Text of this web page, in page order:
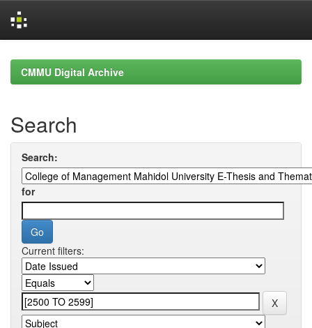
navigationCMMU Digital Archive
Search
Search:
for
Current filters: